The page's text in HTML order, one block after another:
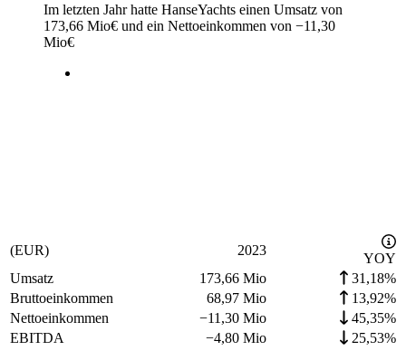
Im letzten Jahrhatte HanseYachts einen Umsatz von
173,66 Mio€ und ein Nettoeinkommen von −11,30
Mio€
(EUR) 2023
YOY
Umsatz
173,66 Mio
31,18%
Bruttoeinkommen
68,97 Mio
13,92%
Nettoeinkommen
−11,30 Mio
45,35%
EBITDA
−4,80 Mio 25,53%